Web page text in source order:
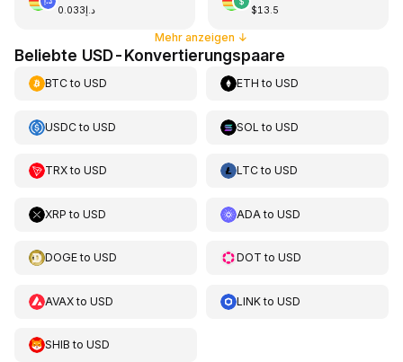
د.إ0.033 $13.5
Mehr anzeigen ↓
Beliebte USD-Konvertierungspaare
BTCto USD ETH toUSD
USDCto USD SOL toUSD
TRXto USD LTCtoUSD
XRP to USD ADA toUSD
DOGEto USD DOT toUSD
AVAXto USD LINKtoUSD
SHIB to USD